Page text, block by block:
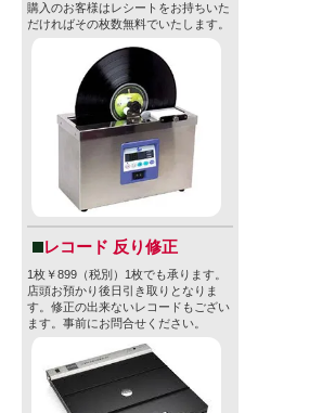
購入のお客様はレシートをお持ちいた
だければその枚数無料でいたします。
レコード 反り修正
1枚￥899（税別）1枚でも承ります。
店頭お預かり後日引き取りとなりま
す。修正の出来ないレコードもござい
ます。事前にお問合せください。